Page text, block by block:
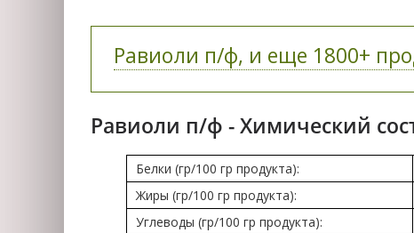
Равиоли п/ф, и еще 1800+
Равиоли п/ф - Химический
Белки (гр/100 гр продукта):
Жиры (гр/100 гр продукта):
Углеводы (гр/100 гр продукта):